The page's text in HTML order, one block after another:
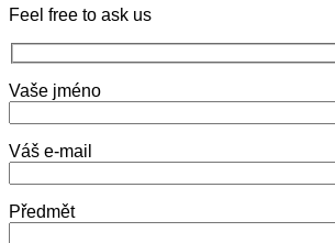
Feel free to ask us
Vaše jméno
Váš e-mail
Předmět